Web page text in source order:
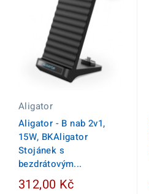
Aligator
Aligator - B nab 2v1,
15W, BKAligator
Stojánek s
bezdrátovým...
312,00 Kč